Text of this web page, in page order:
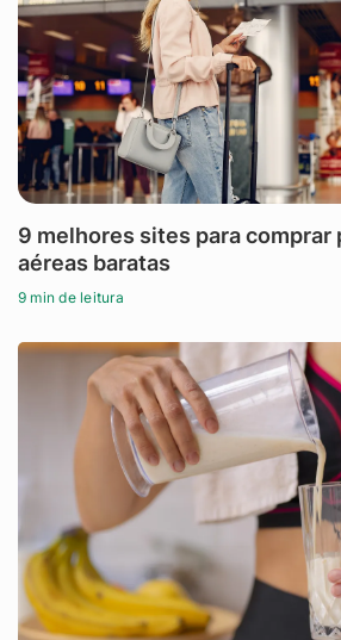
9 melhores sites para comprar
aéreas baratas
9 min de leitura